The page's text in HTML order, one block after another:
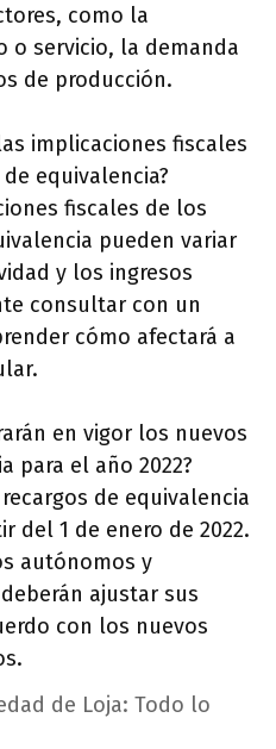
como la
o servicio, la demanda
de producción.
implicaciones fiscales
equivalencia?
fiscales de los
pueden variar
y los ingresos
consultar con un
cómo afectará a
en vigor los nuevos
para el año 2022?
de equivalencia
del 1 de enero de 2022.
autónomos y
ajustar sus
con los nuevos
de Loja: Todo lo